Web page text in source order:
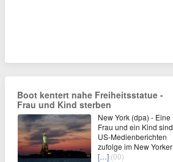
Boot kentert nahe Freiheitsstatue -
Frau und Kind sterben
New York (dpa) - Eine
Frau und ein Kind sind
US-Medienberichten
zufolge im New Yorker
[…] (00)